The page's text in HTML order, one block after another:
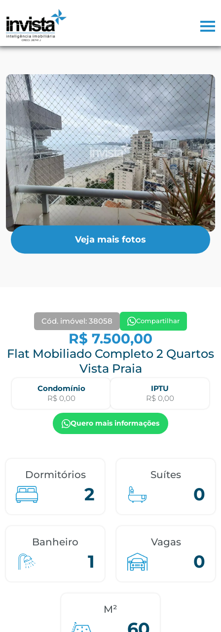
Veja mais fotos
Cód. imóvel: 38058 Compartilhar
R$ 7.500,00
Flat Mobiliado Completo 2 Quartos
Vista Praia
Condomínio
R$ 0,00
IPTU
R$ 0,00
Quero mais informações
Dormitórios
2
Suítes
0
Banheiro
1
Vagas
0
M²